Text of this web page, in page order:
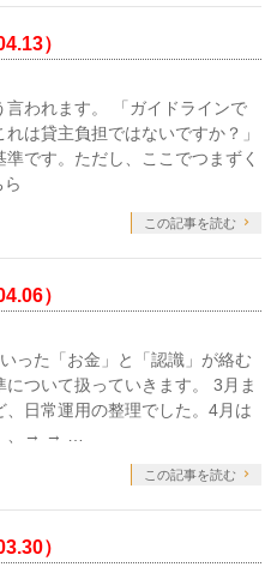
）
われます。 「ガイドラインで
は貸主負担ではないですか？」
です。ただし、ここでつまずく
この記事を読む
）
った「お金」と「認識」が絡む
ついて扱っていきます。 3月ま
日常運用の整理でした。4月は
、→ → …
この記事を読む
）